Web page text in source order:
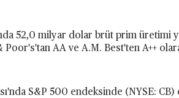
52,0 milyar dolar brüt prim üretimi
AA ve A.M. Best'ten A++
S&P 500 endeksinde (NYSE: